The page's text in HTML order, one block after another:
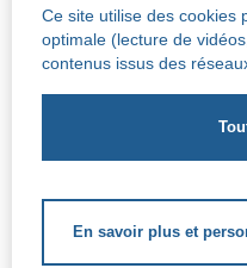
Ce site utilise des cookies
optimale (lecture de
contenus issus des
En savoir plus et
Epicerie sociale
Socio-culturel